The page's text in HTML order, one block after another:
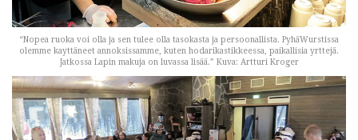
“Nopea ruoka voi olla ja sen tulee olla tasokasta ja persoonallista. PyhäWurstissa
olemme kayttäneet annoksissamme, kuten hodarikastikkeessa, paikallisia yrttejä.
Jatkossa Lapin makuja on luvassa lisää.” Kuva: Artturi Kroger